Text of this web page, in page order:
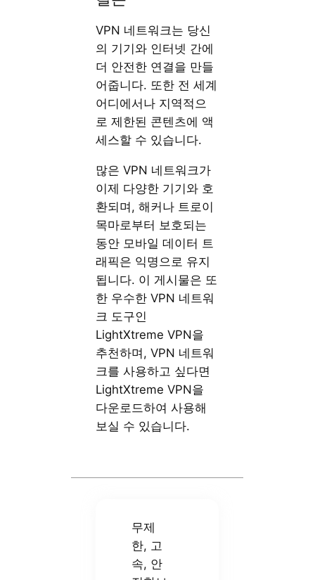
VPN 네트워크는 당신
의 기기와 인터넷 간에
더 안전한 연결을 만들
어줍니다. 또한 전 세계
어디에서나 지역적으
로 제한된 콘텐츠에 액
세스할 수 있습니다.
많은 VPN 네트워크가
이제 다양한 기기와 호
환되며, 해커나 트로이
목마로부터 보호되는
동안 모바일 데이터 트
래픽은 익명으로 유지
됩니다. 이 게시물은 또
한 우수한 VPN 네트워
크 도구인
LightXtreme VPN을
추천하며, VPN 네트워
크를 사용하고 싶다면
LightXtreme VPN을
다운로드하여 사용해
보실 수 있습니다.
무제
한, 고
속, 안